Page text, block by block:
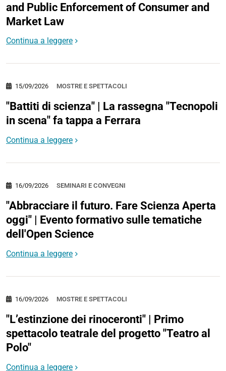
and Public Enforcement of Consumer and
Market Law
Continua a leggere
MOSTRE E SPETTACOLI
15/09/2026
"Battiti di scienza" | La rassegna "Tecnopoli
in scena" fa tappa a Ferrara
Continua a leggere
SEMINARI E CONVEGNI
16/09/2026
"Abbracciare il futuro. Fare Scienza Aperta
oggi" | Evento formativo sulle tematiche
dell'Open Science
Continua a leggere
MOSTRE E SPETTACOLI
16/09/2026
"L’estinzione dei rinoceronti" | Primo
spettacolo teatrale del progetto "Teatro al
Polo"
Continua a leggere